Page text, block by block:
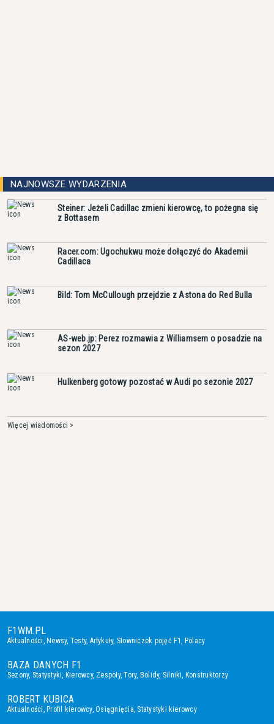
NAJNOWSZE WYDARZENIA
Steiner: Jeżeli Cadillac zmieni kierowcę, to pożegna się
z Bottasem
Racer.com: Ugochukwu może dołączyć do Akademii
Cadillaca
Bild: Tom McCullough przejdzie z Astona do Red Bulla
AS-web.jp: Perez rozmawia z Williamsem o posadzie na
sezon 2027
Hulkenberg gotowy pozostać w Audi po sezonie 2027
Więcej wiadomości >
F1WM.PL
Aktualności, Newsy, Testy, Artykuły, Słowniczek pojęć F1, Polacy
BAZA DANYCH F1
Sezony, Statystyki, Kierowcy, Zespoły,Tory, Bolidy, Silniki, Konstruktorzy
ROBERT KUBICA
Aktualności, Profil kierowcy,Osiągnięcia, Statystyki kierowcy